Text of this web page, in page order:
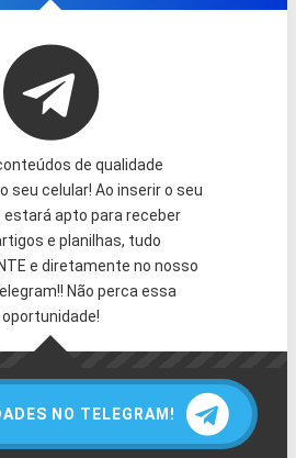
de qualidade
seu celular! Ao inserir o seu
estará apto para receber
e planilhas, tudo
e diretamente no nosso
Não perca essa
oportunidade!
NO TELEGRAM!